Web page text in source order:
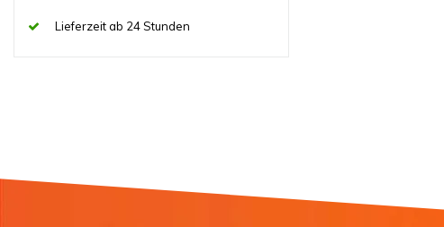
Lieferzeit ab 24 Stunden